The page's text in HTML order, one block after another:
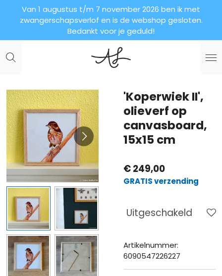
direct
de
hoofdinhoud
Van 1 augustus t/m 7 november 2026 ben ik met
zwangerschapsverlof en is de webshop gesloten.
Bedankt voor je geduld!
'Koperwiek II',
olieverf op
canvasboard,
15x15 cm
€ 249,00
GRATIS verzending
Uitgeschakeld
Artikelnummer:
6090547226227